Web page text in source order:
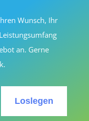
Wunsch, Ihr
an. Gerne
Loslegen